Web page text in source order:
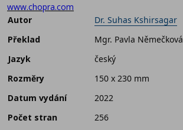
www.chopra.com
Autor
Dr. Suhas Kshirsagar
Překlad
Mgr. Pavla Němečková
Jazyk
český
Rozměry
150 x 230 mm
Datum vydání
2022
Počet stran
256